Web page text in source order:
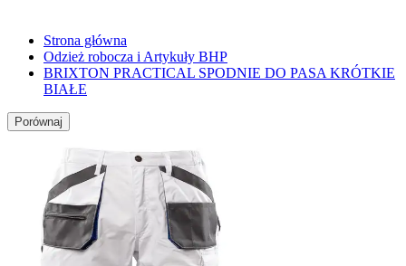
Strona główna
Odzież robocza i Artykuły BHP
BRIXTON PRACTICAL SPODNIE DO PASA KRÓTKIE
BIAŁE
Porównaj